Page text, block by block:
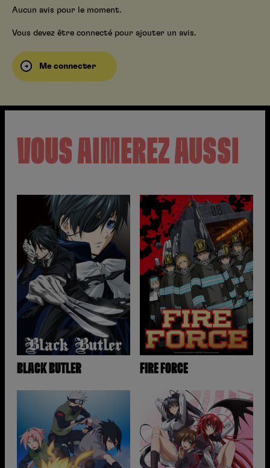
Aucun avis pour le moment.
Vous devez être connecté pour ajouter un avis.
Me connecter
VOUS AIMEREZ AUSSI
BLACK BUTLER FIRE FORCE